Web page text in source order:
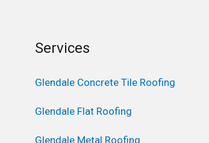
Services
Glendale Concrete Tile Roofing
Glendale Flat Roofing
Glendale Metal Roofing